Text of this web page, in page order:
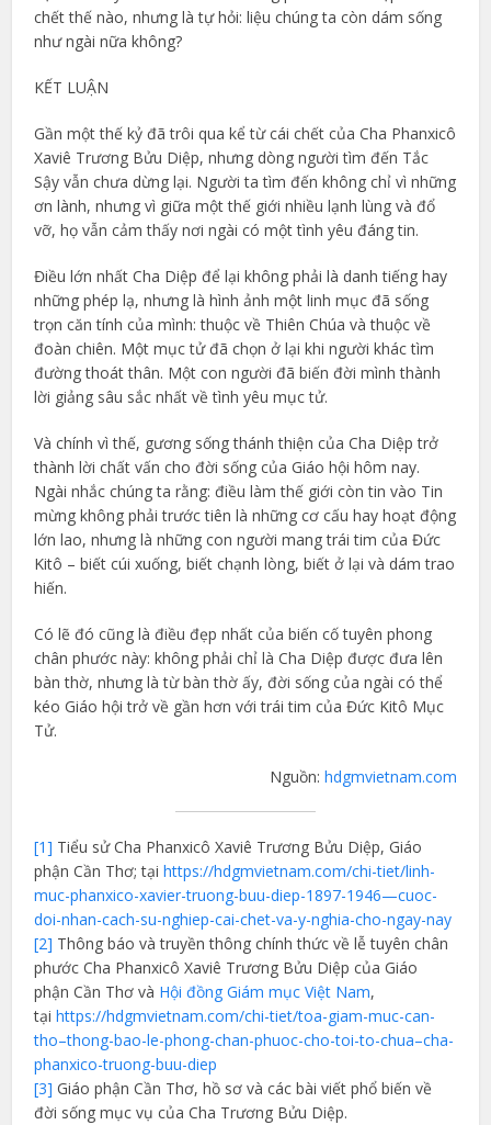
chết thế nào, nhưng là tự hỏi: liệu chúng ta còn dám sống
như ngài nữa không?
KẾT LUẬN
Gần một thế kỷ đã trôi qua kể từ cái chết của Cha Phanxicô
Xaviê Trương Bửu Diệp, nhưng dòng người tìm đến Tắc
Sậy vẫn chưa dừng lại. Người ta tìm đến không chỉ vì những
ơn lành, nhưng vì giữa một thế giới nhiều lạnh lùng và đổ
vỡ, họ vẫn cảm thấy nơi ngài có một tình yêu đáng tin.
Điều lớn nhất Cha Diệp để lại không phải là danh tiếng hay
những phép lạ, nhưng là hình ảnh một linh mục đã sống
trọn căn tính của mình: thuộc về Thiên Chúa và thuộc về
đoàn chiên. Một mục tử đã chọn ở lại khi người khác tìm
đường thoát thân. Một con người đã biến đời mình thành
lời giảng sâu sắc nhất về tình yêu mục tử.
Và chính vì thế, gương sống thánh thiện của Cha Diệp trở
thành lời chất vấn cho đời sống của Giáo hội hôm nay.
Ngài nhắc chúng ta rằng: điều làm thế giới còn tin vào Tin
mừng không phải trước tiên là những cơ cấu hay hoạt động
lớn lao, nhưng là những con người mang trái tim của Đức
Kitô – biết cúi xuống, biết chạnh lòng, biết ở lại và dám trao
hiến.
Có lẽ đó cũng là điều đẹp nhất của biến cố tuyên phong
chân phước này: không phải chỉ là Cha Diệp được đưa lên
bàn thờ, nhưng là từ bàn thờ ấy, đời sống của ngài có thể
kéo Giáo hội trở về gần hơn với trái tim của Đức Kitô Mục
Tử.
Nguồn: hdgmvietnam.com
[1] Tiểu sử Cha Phanxicô Xaviê Trương Bửu Diệp, Giáo
phận Cần Thơ; tạihttps://hdgmvietnam.com/chi-tiet/linh-
muc-phanxico-xavier-truong-buu-diep-1897-1946—cuoc-
doi-nhan-cach-su-nghiep-cai-chet-va-y-nghia-cho-ngay-nay
[2] Thông báo và truyền thông chính thức về lễ tuyên chân
phước Cha Phanxicô Xaviê Trương Bửu Diệp của Giáo
phận Cần Thơ và Hội đồng Giám mục Việt Nam,
tạihttps://hdgmvietnam.com/chi-tiet/toa-giam-muc-can-
tho–thong-bao-le-phong-chan-phuoc-cho-toi-to-chua–cha-
phanxico-truong-buu-diep
[3] Giáo phận Cần Thơ, hồ sơ và các bài viết phổ biến về
đời sống mục vụ của Cha Trương Bửu Diệp.